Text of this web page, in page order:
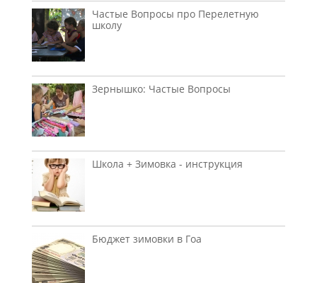
Частые Вопросы про Перелетную
школу
Зернышко: Частые Вопросы
Школа + Зимовка - инструкция
Бюджет зимовки в Гоа